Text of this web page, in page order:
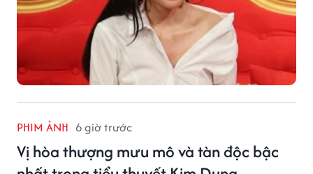
PHIM ẢNH 6 giờ trước
Vị hòa thượng mưu mô và tàn độc bậc